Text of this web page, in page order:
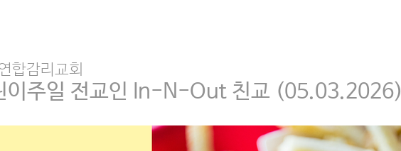
합감리교회
이주일 전교인 In-N-Out 친교 (05.03.2026)